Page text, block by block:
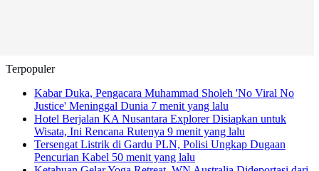
Terpopuler
Kabar Duka, Pengacara Muhammad Sholeh 'No Viral No
Justice' Meninggal Dunia 7 menit yang lalu
Hotel Berjalan KA Nusantara Explorer Disiapkan untuk
Wisata, Ini Rencana Rutenya 9 menit yang lalu
Tersengat Listrik di Gardu PLN, Polisi Ungkap Dugaan
Pencurian Kabel 50 menit yang lalu